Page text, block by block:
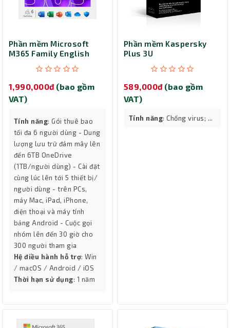
Phần mềm Microsoft
M365 Family English
1,990,000đ (bao gồm
VAT)
Tính năng: Gói thuê bao
tối đa 6 người dùng - Dung
lượng lưu trữ đám mây lên
đến 6TB OneDrive
(1TB/người dùng) - Cài đặt
cùng lúc lên tới 5 thiết bị/
người dùng - trên PCs,
máy Mac, iPad, iPhone,
điện thoại và máy tính
bảng Android - Cuộc gọi
nhóm lên đến 30 giờ cho
300 người tham gia
Hệ điều hành hỗ trợ: Win
/ macOS / Android / iOS
Thời hạn sử dụng: 1 năm
Phần mềm Kaspersky
Plus 3U
589,000đ (bao gồm
VAT)
Tính năng: Chống virus; ...